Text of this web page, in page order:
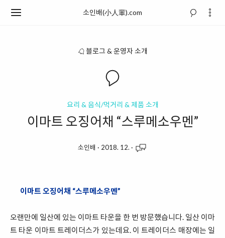
소인배(小人輩).com
블로그 & 운영자 소개
요리 & 음식/먹거리 & 제품 소개
이마트 오징어채 “스루메소우멘”
소인배 · 2018. 12. ·
이마트 오징어채 “스루메소우멘”
오랜만에 일산에 있는 이마트 타운을 한 번 방문했습니다. 일산 이마
트 타운 이마트 트레이더스가 있는데요. 이 트레이더스 매장에는 일